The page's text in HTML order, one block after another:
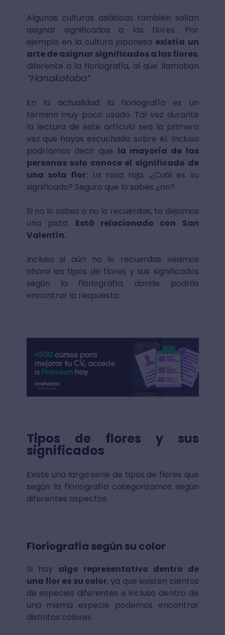
Algunas culturas asiáticas también solían
asignar significados a las flores. Por
ejemplo en la cultura japonesa existía un
arte de asignar significados a las flores,
diferente a la floriografía, al que llamaban
“Hanakotoba”.
En la actualidad la floriografía es un
término muy poco usado. Tal vez durante
la lectura de este artículo sea la primera
vez que hayas escuchado sobre él. Incluso
podríamos decir que la mayoría de las
personas solo conoce el significado de
una sola flor:La rosa roja. ¿Cuál es su
significado? Seguro que lo sabes ¿no?
Si no lo sabes o no lo recuerdas, te dejamos
una pista: Está relacionado con San
Valentín.
Incluso si aún no lo recuerdas veamos
ahora los tipos de flores y sus significados
según la floriografía, donde podrás
encontrar la respuesta.
Tipos de flores y sus
significados
Existe una larga serie de tipos de flores que
según la floriografía categorizamos según
diferentes aspectos.
Floriografía según su color
Si hay algo representativo dentro de
una flor es su color, ya que existen cientos
de especies diferentes e incluso dentro de
una misma especie podemos encontrar
distintos colores.